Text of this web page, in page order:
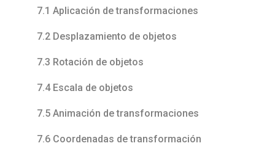
7.1 Aplicación de transformaciones
7.2 Desplazamiento de objetos
7.3 Rotación de objetos
7.4 Escala de objetos
7.5 Animación de transformaciones
7.6 Coordenadas de transformación